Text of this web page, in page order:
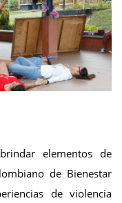
elementos de
de Bienestar
de violencia